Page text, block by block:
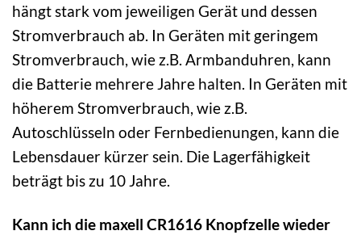
hängt stark vom jeweiligen Gerät und dessen
Stromverbrauch ab. In Geräten mit geringem
Stromverbrauch, wie z.B. Armbanduhren, kann
die Batterie mehrere Jahre halten. In Geräten mit
höherem Stromverbrauch, wie z.B.
Autoschlüsseln oder Fernbedienungen, kann die
Lebensdauer kürzer sein. Die Lagerfähigkeit
beträgt bis zu 10 Jahre.
Kann ich die maxell CR1616 Knopfzelle wieder